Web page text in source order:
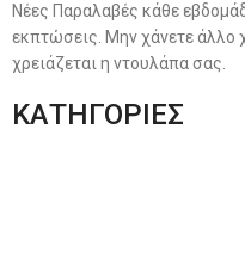
Νέες Παραλαβές κάθε
εκπτώσεις. Μην χάνετε άλλο
χρειάζεται η ντουλάπα σας.
ΚΑΤΗΓΟΡΙΕΣ